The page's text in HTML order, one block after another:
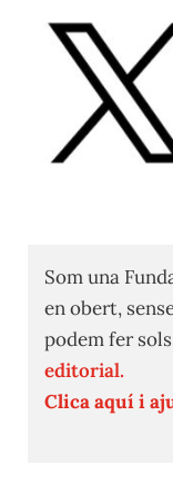
Som una
en obert,
podem fer
editorial.
Clica aquí i